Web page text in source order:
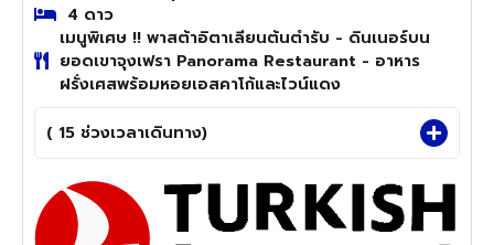
ซ่า – เวนิส – สะพานถอนหายใจ – จัตุรัสซานมาร์โก –
โบสถ์เซนต์มาร์ก
4 ดาว
เมนูพิเศษ !! พาสต้าอิตาเลียนต้นตำรับ - ดินเนอร์บน
ยอดเขาจุงเฟรา Panorama Restaurant - อาหาร
ฝรั่งเศสพร้อมหอยเอสคาโก้และไวน์แดง
( 15 ช่วงเวลาเดินทาง)